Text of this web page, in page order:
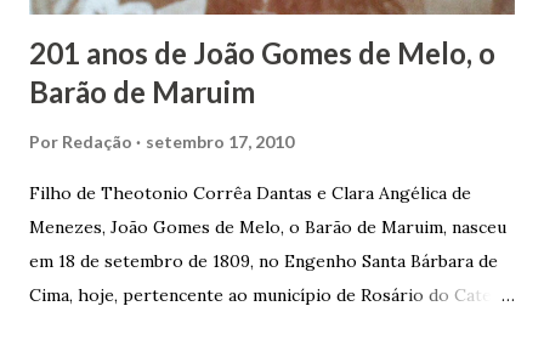
201 anos de João Gomes de Melo, o
Barão de Maruim
Por Redação setembro 17, 2010
Filho de Theotonio Corrêa Dantas e Clara Angélica de
Menezes, João Gomes de Melo, o Barão de Maruim, nasceu
em 18 de setembro de 1809, no Engenho Santa Bárbara de
Cima, hoje, pertencente ao município de Rosário do Catete.